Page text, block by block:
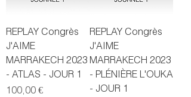
REPLAY Congrès
J'AIME
MARRAKECH 2023
- ATLAS - JOUR 1
Prix
100,00 €
REPLAY Congrès
J'AIME
MARRAKECH 2023
- PLÉNIÈRE L'OUKA
- JOUR 1